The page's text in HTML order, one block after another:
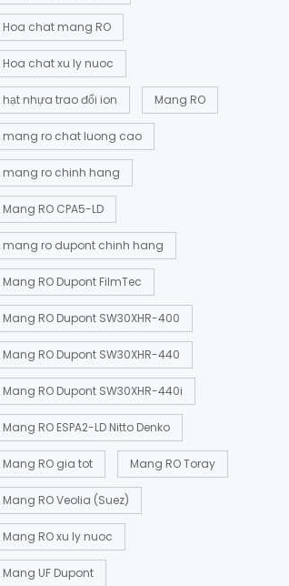
Hoa chat mang RO
Hoa chat xu ly nuoc
hạt nhựa trao đổi ion Mang RO
mang ro chat luong cao
mang ro chinh hang
Mang RO CPA5-LD
mang ro dupont chinh hang
Mang RO Dupont FilmTec
Mang RO Dupont SW30XHR-400
Mang RO Dupont SW30XHR-440
Mang RO Dupont SW30XHR-440i
Mang RO ESPA2-LD Nitto Denko
Mang RO gia tot Mang RO Toray
Mang RO Veolia (Suez)
Mang RO xu ly nuoc
Mang UF Dupont